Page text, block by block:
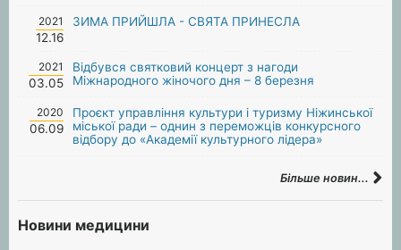
2021
12.16
ЗИМА ПРИЙШЛА - СВЯТА ПРИНЕСЛА
2021
03.05
Відбувся святковий концерт з нагоди
Міжнародного жіночого дня – 8 березня
2020
06.09
Проєкт управління культури і туризму Ніжинської
міської ради – однин з переможців конкурсного
відбору до «Академії культурного лідера»
Більше новин...
Новини медицини